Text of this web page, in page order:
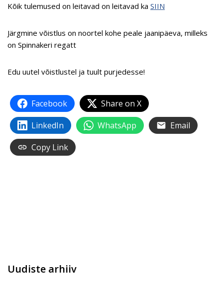
Kõik tulemused on leitavad on leitavad ka SIIN
Järgmine võistlus on noortel kohe peale jaanipäeva, milleks
on Spinnakeri regatt
Edu uutel võistlustel ja tuult purjedesse!
Facebook
Share on X
LinkedIn
WhatsApp
Email
Copy Link
Uudiste arhiiv